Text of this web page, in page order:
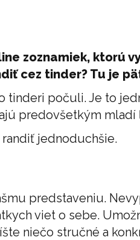
zoznamiek, ktorú
cez tinder? Tu je
tinderi počuli. Je to
predovšetkým mladí
jednoduchšie.
predstaveniu.
viet o sebe.
niečo stručné a